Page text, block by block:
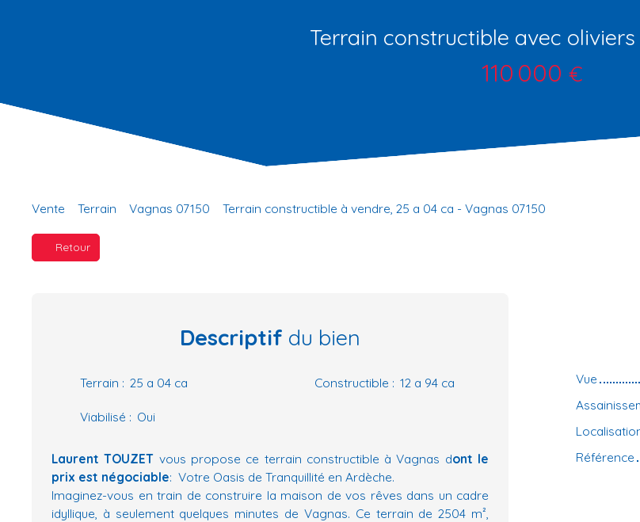
Terrain constructible avec
110 000 €
Vente Terrain Vagnas 07150 Terrain constructible à vendre, 25 a 04 ca - Vagnas 07150
Retour
Descriptif du bien
Terrain : 25 a 04 ca Constructible : 12 a 94 ca
Viabilisé : Oui
Laurent TOUZET vous propose ce terrain constructible à Vagnas dont le
prix est négociable: Votre Oasis de Tranquillité en Ardèche.
Imaginez-vous en train de construire la maison de vos rêves dans un cadre
idyllique, à seulement quelques minutes de Vagnas. Ce terrain de 2504 m²,
Vue
Référence